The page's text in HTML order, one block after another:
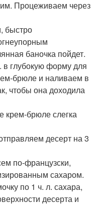
Процеживаем через
быстро
баночка пойдет.
в глубокую форму для
брюле и наливаем в
чтобы она доходила
крем-брюле слегка
десерт на 3
по-французски,
сахаром.
по 1 ч. л. сахара,
десерта и